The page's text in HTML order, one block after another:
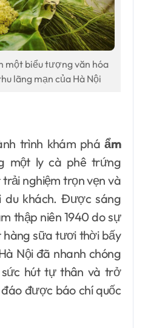
một biểu tượng văn hóa
lãng mạn của Hà Nội
trình khám pháẩm
một ly cà phê trứng
nghiệm trọn vẹn và
du khách. Được sáng
thập niên 1940 do sự
hàng sữa tươi thời bấy
Nội đã nhanh chóng
hút tự thân và trở
được báo chí quốc